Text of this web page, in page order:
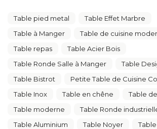
Table pied metal
Table Effet Marbre
Table à Manger
Table de cuisine
Table repas
Table Acier Bois
Table Ronde Salle à Manger
Table
Table Bistrot
Petite Table de Cuisine
Table Inox
Table en chêne
Table
Table moderne
Table Ronde
Table Aluminium
Table Noyer